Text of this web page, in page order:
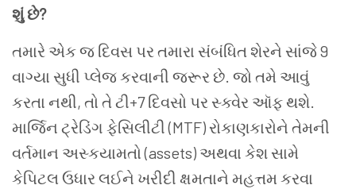
શું છે?
તમારે એક જ દિવસ પર તમારા સંબંધિત શેરને સાંજે 9
વાગ્યા સુધી પ્લેજ કરવાની જરૂર છે. જો તમે આવું
કરતા નથી, તો તેટી+7 દિવસો પર સ્ક્વેર ઑફ થશે.
માર્જિન ટ્રેડિંગ ફેસિલીટી (MTF) રોકાણકારોને તેમની
વર્તમાન અસ્કયામતો (assets) અથવા કેશ સામે
કેપિટલ ઉધાર લઈને ખરીદી ક્ષમતાને મહત્તમ કરવા